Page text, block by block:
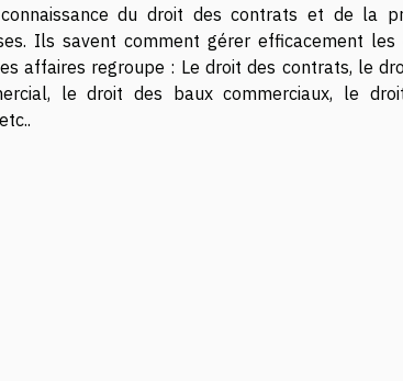
du droit des contrats et de la
Ils savent comment gérer efficacement les
affaires regroupe : Le droit des contrats, le
le droit des baux commerciaux, le